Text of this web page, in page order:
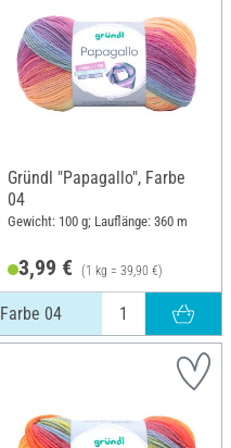
Gründl "Papagallo", Farbe
04
Gewicht: 100 g; Lauflänge: 360 m
3,99 € (1 kg = 39,90 €)
Farbe 04